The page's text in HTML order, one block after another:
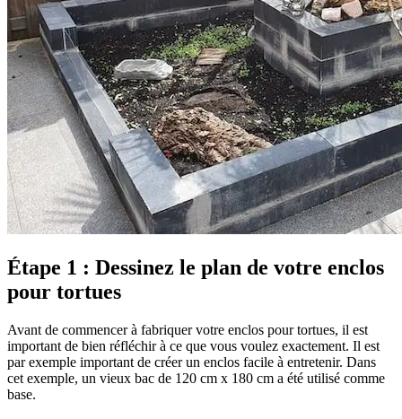
Étape 1 : Dessinez le plan de votre enclos
pour tortues
Avant de commencer à fabriquer votre enclos pour tortues, il est
important de bien réfléchir à ce que vous voulez exactement. Il est
par exemple important de créer un enclos facile à entretenir. Dans
cet exemple, un vieux bac de 120 cm x 180 cm a été utilisé comme
base.